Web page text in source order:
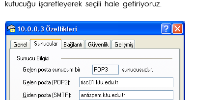
kutucuğu işaretleyerek seçili hale getiriyoruz.